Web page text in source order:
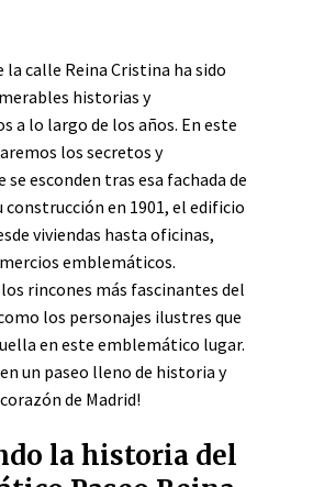
la calle Reina Cristina ha sido
historias y
a lo largo de los años. En este
los secretos y
se esconden tras esa fachada de
construcción en 1901, el edificio
viviendas hasta oficinas,
emblemáticos.
rincones más fascinantes del
los personajes ilustres que
en este emblemático lugar.
un paseo lleno de historia y
de Madrid!
la historia del